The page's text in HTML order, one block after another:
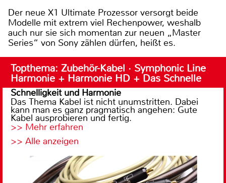
Der neue X1 Ultimate Prozessor versorgt beide
Modelle mit extrem viel Rechenpower, weshalb
auch nur sie sich momentan zur neuen „Master
Series“ von Sony zählen dürfen, heißt es.
Topthema: Zubehör-Kabel · Symphonic Line
Harmonie + Harmonie HD + Das Schnelle
Schnelligkeit und Harmonie
Das Thema Kabel ist nicht unumstritten. Dabei
kann man es ganz pragmatisch angehen: Gute
Kabel ausprobieren und fertig.
>> Mehr erfahren
>> Alle anzeigen